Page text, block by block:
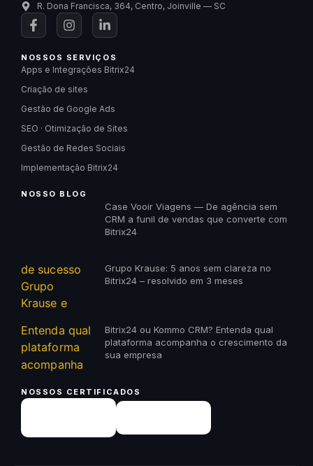
R. Dona Francisca, 364, Centro, Joinville — SC
NOSSOS SERVIÇOS
Apps e Integrações Bitrix24
Criação de sites
Gestão de Google Ads
SEO · Otimização de Sites
Gestão de Redes Sociais
Implementação Bitrix24
NOSSO BLOG
Case Vooir Viagens — De agência sem
CRM a funil de vendas que converte com
Bitrix24
Grupo Krause: 5 anos sem clareza no
Bitrix24 – resolvido em 3 meses
Bitrix24 ou Kommo CRM? Entenda qual
plataforma acompanha o crescimento da
sua empresa
NOSSOS CERTIFICADOS